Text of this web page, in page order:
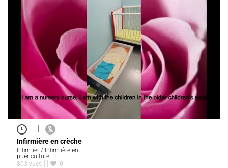
|
Infirmière en crèche
Infirmier / Infirmière en
puériculture
803 vues
0